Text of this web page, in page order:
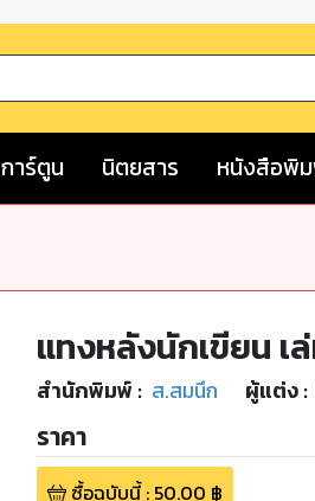
การ์ตูน นิตยสาร หนังสือพิ
แทงหลังนักเขียน เล่
สำนักพิมพ์ : ส.สมนึก ผู้แต่ง :
ราคา
ซื้อฉบับนี้: 50.00 ฿